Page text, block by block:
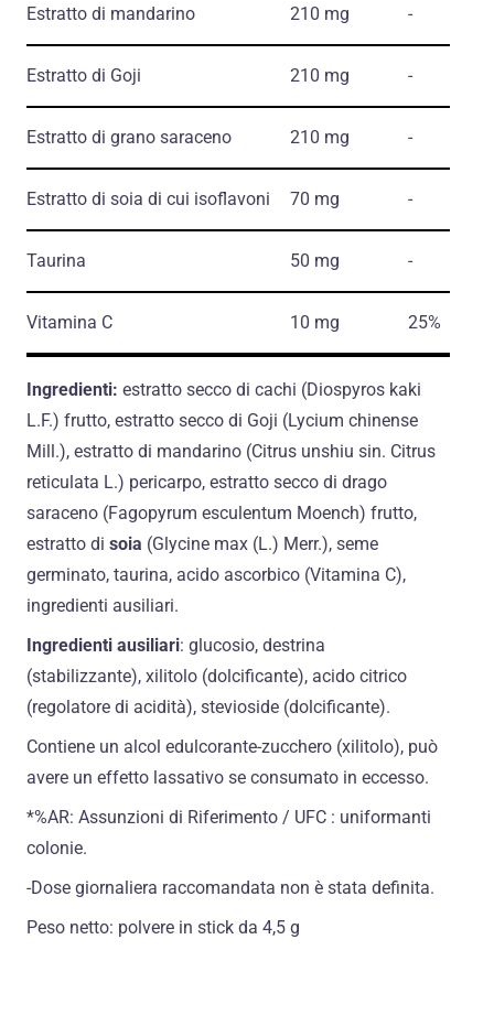
Estratto di mandarino 210 mg -
Estratto di Goji 210 mg -
Estratto di grano saraceno 210 mg -
Estratto di soia di cui isoflavoni 70 mg -
Taurina 50 mg -
Vitamina C 10 mg 25%
Ingredienti: estratto secco di cachi (Diospyros kaki
L.F.) frutto, estratto secco di Goji (Lycium chinense
Mill.), estratto di mandarino (Citrus unshiu sin. Citrus
reticulata L.) pericarpo, estratto secco di drago
saraceno (Fagopyrum esculentum Moench) frutto,
estratto di soia (Glycine max (L.) Merr.), seme
germinato, taurina, acido ascorbico (Vitamina C),
ingredienti ausiliari.
Ingredienti ausiliari: glucosio, destrina
(stabilizzante), xilitolo (dolcificante), acido citrico
(regolatore di acidità), stevioside (dolcificante).
Contiene un alcol edulcorante-zucchero (xilitolo), può
avere un effetto lassativo se consumato in eccesso.
*%AR: Assunzioni di Riferimento / UFC : uniformanti
colonie.
-Dose giornaliera raccomandata non è stata definita.
Peso netto: polvere in stick da 4,5 g